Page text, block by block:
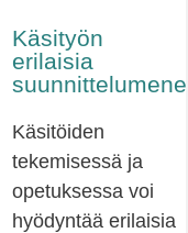
Käsityön
erilaisia
Käsitöiden
tekemisessä ja
opetuksessa voi
hyödyntää erilaisia